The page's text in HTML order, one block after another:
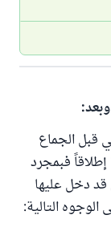
قبل الجماع
إطلاقاً فبمجرد
قد دخل عليها
التالية: